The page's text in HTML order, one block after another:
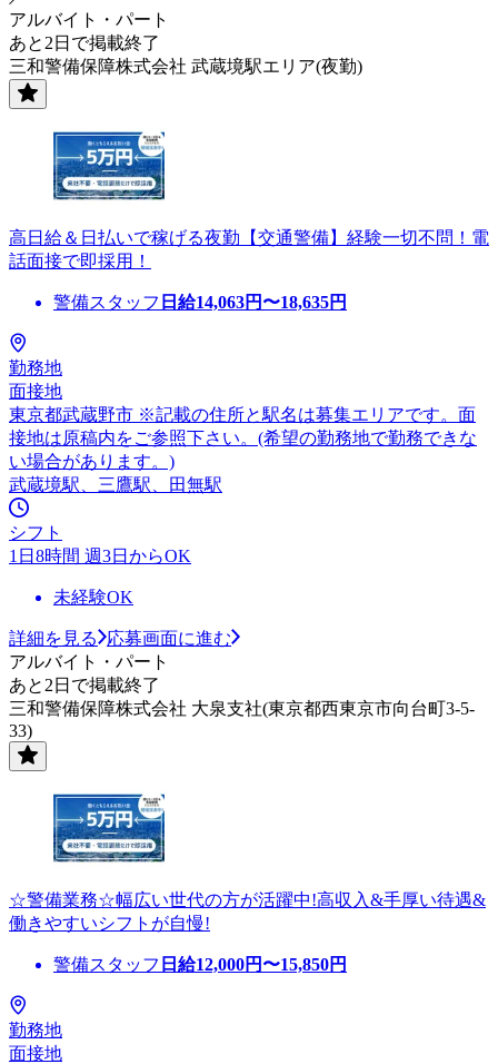
アルバイト・パート
あと2日で掲載終了
三和警備保障株式会社 武蔵境駅エリア(夜勤)
高日給＆日払いで稼げる夜勤【交通警備】経験一切不問！電
話面接で即採用！
警備スタッフ 日給14,063円〜18,635円
勤務地
面接地
東京都武蔵野市 ※記載の住所と駅名は募集エリアです。面
接地は原稿内をご参照下さい。(希望の勤務地で勤務できな
い場合があります。)
武蔵境駅、三鷹駅、田無駅
シフト
1日8時間 週3日からOK
未経験OK
詳細を見る
応募画面に進む
アルバイト・パート
あと2日で掲載終了
三和警備保障株式会社 大泉支社(東京都西東京市向台町3-5-
33)
☆警備業務☆幅広い世代の方が活躍中!高収入&手厚い待遇&
働きやすいシフトが自慢!
警備スタッフ 日給12,000円〜15,850円
勤務地
面接地